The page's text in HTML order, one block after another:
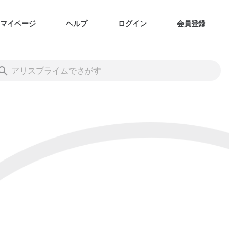
マイページ ヘルプ ログイン 会員登録